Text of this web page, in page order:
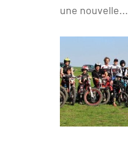
une nouvelle...